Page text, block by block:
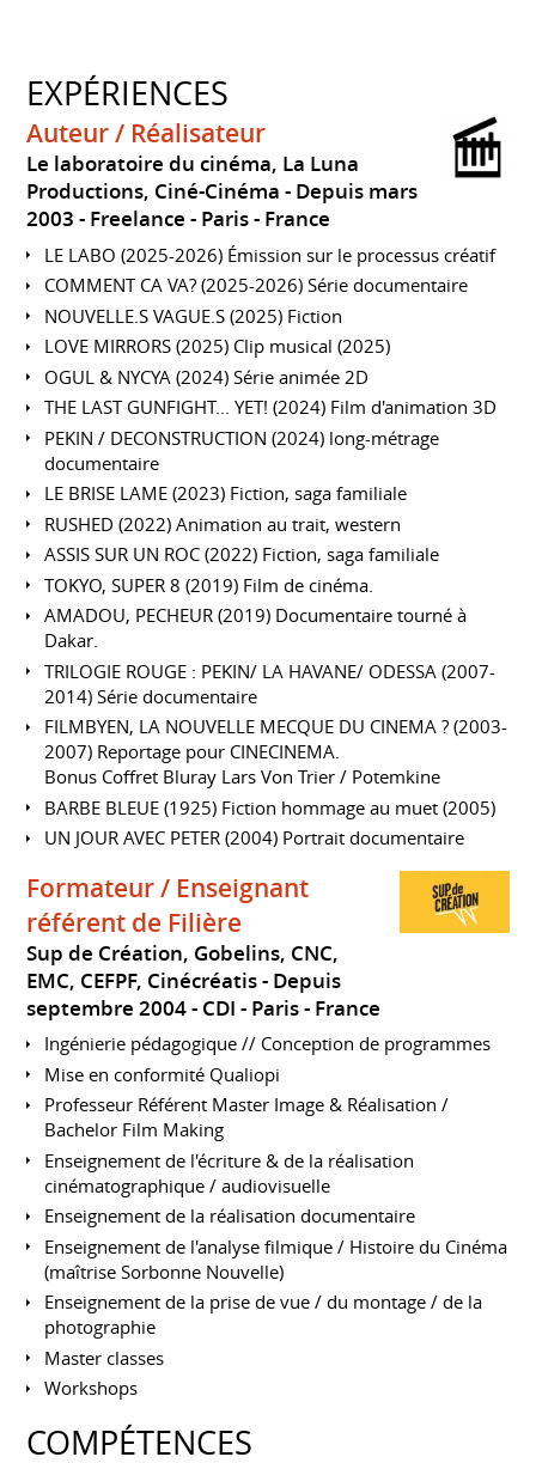
EXPÉRIENCES
Auteur / Réalisateur
Le laboratoire du cinéma, La Luna
Productions, Ciné-Cinéma
Depuis mars
2003 Freelance Paris France
LE LABO (2025-2026) Émission sur le processus créatif
COMMENT CA VA? (2025-2026) Série documentaire
NOUVELLE.S VAGUE.S (2025) Fiction
LOVE MIRRORS (2025) Clip musical (2025)
OGUL & NYCYA (2024) Série animée 2D
THE LAST GUNFIGHT... YET! (2024) Film d'animation 3D
PEKIN / DECONSTRUCTION (2024) long-métrage
documentaire
LE BRISE LAME (2023) Fiction, saga familiale
RUSHED (2022) Animation au trait, western
ASSIS SUR UN ROC (2022) Fiction, saga familiale
TOKYO, SUPER 8 (2019) Film de cinéma.
AMADOU, PECHEUR (2019) Documentaire tourné à
Dakar.
TRILOGIE ROUGE : PEKIN/ LA HAVANE/ ODESSA (2007-
2014) Série documentaire
FILMBYEN, LA NOUVELLE MECQUE DU CINEMA ? (2003-
2007) Reportage pour CINECINEMA.
Bonus Coffret Bluray Lars Von Trier / Potemkine
BARBE BLEUE (1925) Fiction hommage au muet (2005)
UN JOUR AVEC PETER (2004) Portrait documentaire
Formateur / Enseignant
référent de Filière
Sup de Création, Gobelins, CNC,
EMC, CEFPF, Cinécréatis
Depuis
septembre 2004 CDI Paris France
Ingénierie pédagogique // Conception de programmes
Mise en conformité Qualiopi
Professeur Référent Master Image & Réalisation /
Bachelor Film Making
Enseignement de l'écriture & de la réalisation
cinématographique / audiovisuelle
Enseignement de la réalisation documentaire
Enseignement de l'analyse filmique / Histoire du Cinéma
(maîtrise Sorbonne Nouvelle)
Enseignement de la prise de vue / du montage / de la
photographie
Master classes
Workshops
COMPÉTENCES